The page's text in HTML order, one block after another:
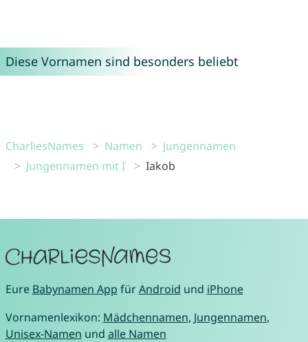
Diese Vornamen sind besonders beliebt
CharliesNames Namen
Jungennamen
Jungennamen mit I
Iakob
Eure Babynamen App fürAndroid und iPhone
Vornamenlexikon: Mädchennamen, Jungennamen,
Unisex-Namen und alle Namen